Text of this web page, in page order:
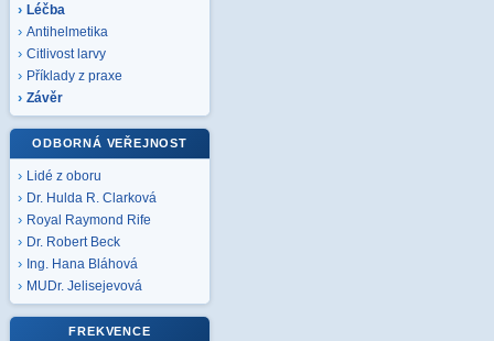
Léčba
Antihelmetika
Citlivost larvy
Příklady z praxe
Závěr
ODBORNÁ VEŘEJNOST
Lidé z oboru
Dr. Hulda R. Clarková
Royal Raymond Rife
Dr. Robert Beck
Ing. Hana Bláhová
MUDr. Jelisejevová
FREKVENCE